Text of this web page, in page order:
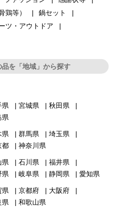
鶏等）
鍋セット
ツ・アウトドア
を「地域」から探す
県 宮城県
秋田県
県
県 群馬県
埼玉県
都 神奈川県
県 石川県
福井県
県 岐阜県 静岡県 愛知県
県 京都府
大阪府
県 和歌山県